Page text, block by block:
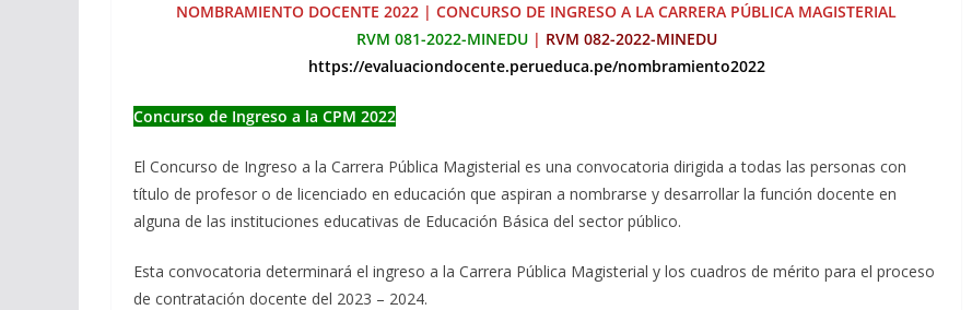
NOMBRAMIENTO DOCENTE 2022 | CONCURSO DE INGRESO A LA CARRERA PÚBLICA MAGISTERIAL
RVM 081-2022-MINEDU| RVM 082-2022-MINEDU
https://evaluaciondocente.perueduca.pe/nombramiento2022
Concurso de Ingreso a la CPM 2022
El Concurso de Ingreso a la Carrera Pública Magisterial es una convocatoria dirigida a todas las personas con
título de profesor o de licenciado en educación que aspiran a nombrarse y desarrollar la función docente en
alguna de las instituciones educativas de Educación Básica del sector público.
Esta convocatoria determinará el ingreso a la Carrera Pública Magisterial y los cuadros de mérito para el proceso
de contratación docente del 2023 – 2024.